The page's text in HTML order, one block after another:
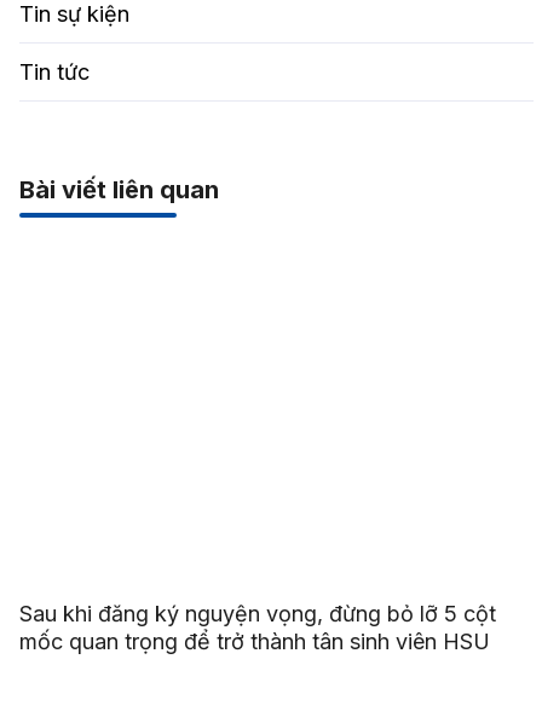
Tin sự kiện
Tin tức
Bài viết liên quan
Sau khi đăng ký nguyện vọng, đừng bỏ lỡ 5 cột
mốc quan trọng để trở thành tân sinh viên HSU